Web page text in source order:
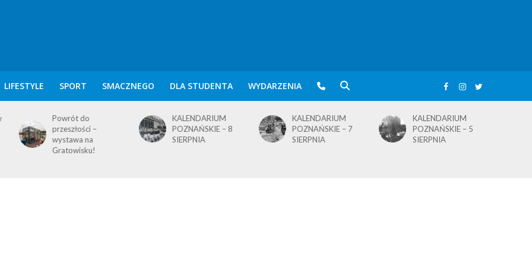
LIFESTYLE SPORT SMACZNEGO DLA STUDENTA WYDARZENIA
KALENDARIUM
POZNAŃSKIE – 8
SIERPNIA
KALENDARIUM
POZNAŃSKIE – 7
SIERPNIA
KALENDARIUM
POZNAŃSKIE – 5
SIERPNIA
KALENDARIUM
POZNAŃSKIE – 4
SIERPNIA